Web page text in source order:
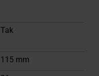
Tak
115 mm